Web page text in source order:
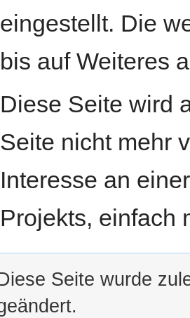
eingestellt. Die
bis auf Weiteres
Diese Seite wird
Seite nicht mehr
Interesse an
Projekts, einfach
Seite wurde